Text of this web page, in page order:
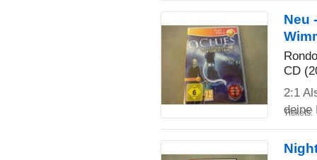
Neu
CD
2:1
deine
Tickets: